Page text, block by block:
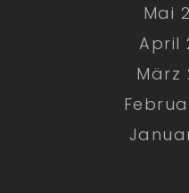
Mai
April
März